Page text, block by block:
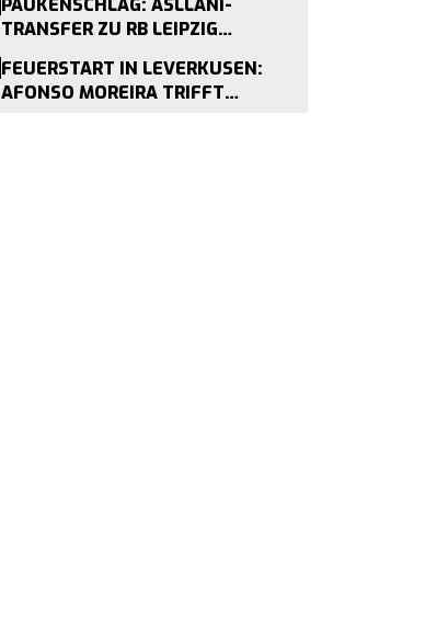
MEDIZINCHECK HEUTE
PAUKENSCHLAG: ASLLANI-
TRANSFER ZU RB LEIPZIG
STOPPT WECHSEL
FEUERSTART IN LEVERKUSEN:
AFONSO MOREIRA TRIFFT